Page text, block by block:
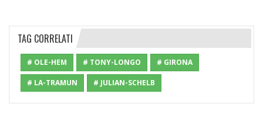
TAG CORRELATI
# OLE-HEM # TONY-LONGO # GIRONA
# LA-TRAMUN # JULIAN-SCHELB